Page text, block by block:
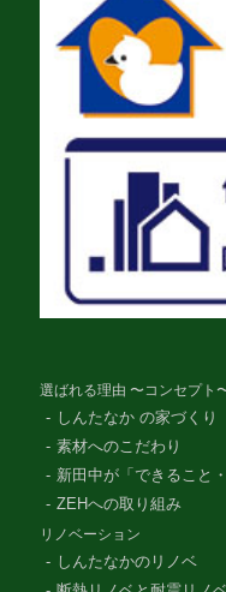
選ばれる理由 〜コンセプト
しんたなか の家づくり
素材へのこだわり
新田中が「できること
ZEHへの取り組み
リノベーション
しんたなかのリノベ